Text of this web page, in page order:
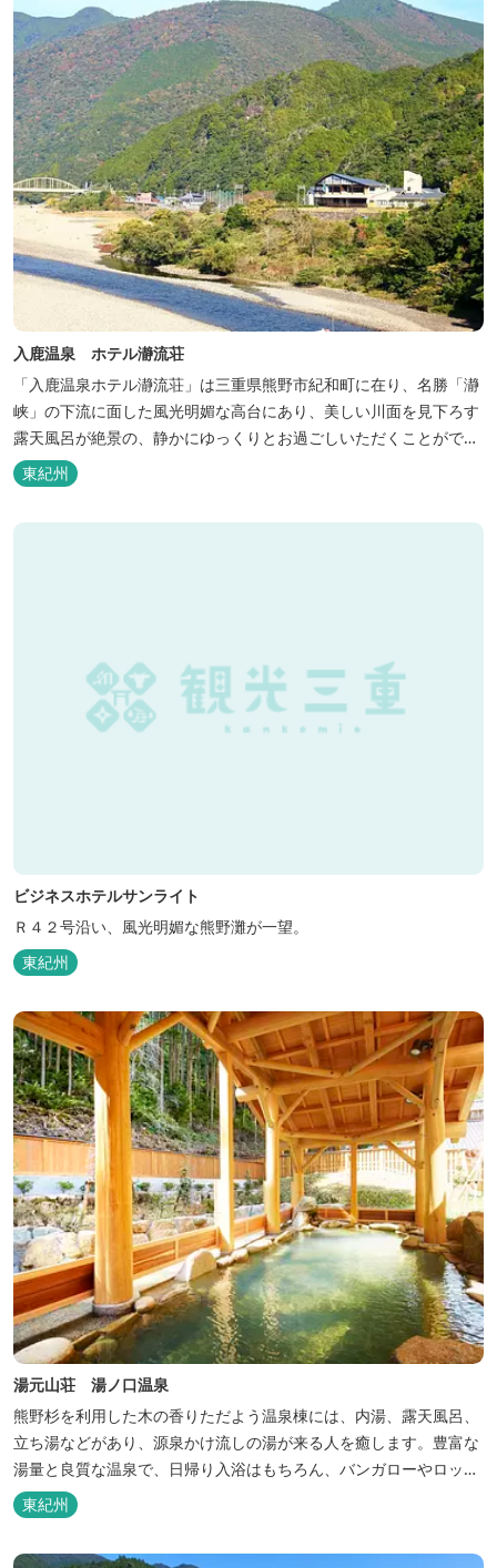
入鹿温泉 ホテル瀞流荘
「入鹿温泉ホテル瀞流荘」は三重県熊野市紀和町に在り、名勝「瀞
峡」の下流に面した風光明媚な高台にあり、美しい川面を見下ろす
露天風呂が絶景の、静かにゆっくりとお過ごしいただくことができ
る温泉宿泊施設です。 熊野古道をはじめ、日本一の棚田と称される
丸山千枚田、赤木城跡、熊野本宮大社（熊野三山）、玉置神社が近
東紀州
ビジネスホテルサンライト
Ｒ４２号沿い、風光明媚な熊野灘が一望。
東紀州
湯元山荘 湯ノ口温泉
熊野杉を利用した木の香りただよう温泉棟には、内湯、露天風呂、
立ち湯などがあり、源泉かけ流しの湯が来る人を癒します。豊富な
湯量と良質な温泉で、日帰り入浴はもちろん、バンガローやロッジ
などの宿泊施設も備えているので、宿泊しながらゆったりと温泉を
楽しむ人も多いです。
東紀州